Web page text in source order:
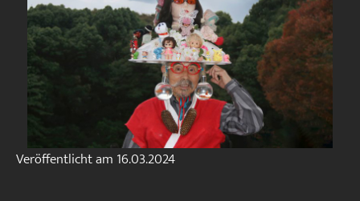
Veröffentlicht am 16.03.2024